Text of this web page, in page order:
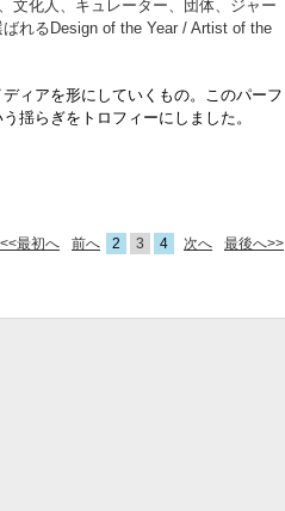
文化人、キュレーター、団体、ジャー
れるDesign of the Year / Artist of the
ィアを形にしていくもの。このパーフ
揺らぎをトロフィーにしました。
<<最初へ 前へ 2 3 4 次へ 最後へ>>